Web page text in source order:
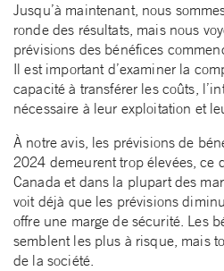
Jusqu’à maintenant, nous
ronde des résultats, mais nous
prévisions des bénéfices
Il est important d’examiner la
capacité à transférer les coûts,
nécessaire à leur exploitation et
À notre avis, les prévisions de
2024 demeurent trop élevées, ce
Canada et dans la plupart des
voit déjà que les prévisions
offre une marge de sécurité. Les
semblent les plus à risque, mais
de la société.